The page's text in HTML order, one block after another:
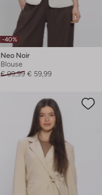
-40%
Neo Noir
Blouse
€ 99,99 € 59,99